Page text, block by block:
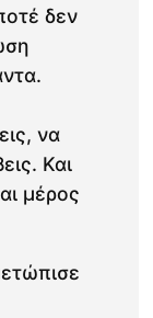
δεν
να
Και
μέρος